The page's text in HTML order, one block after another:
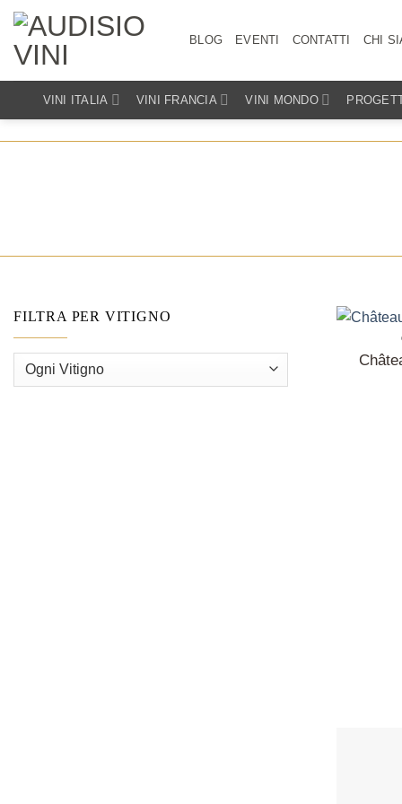
Salta
contenuti
BLOG EVENTI CONTATTI CHI
VINI ITALIA VINI FRANCIA VINI MONDO
FILTRA PER VITIGNO